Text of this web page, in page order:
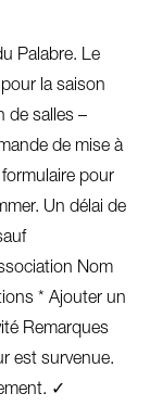
Palabre. Le
la saison
de salles –
de mise à
pour
Un délai de
Nom
* Ajouter un
Remarques
est survenue.
✓